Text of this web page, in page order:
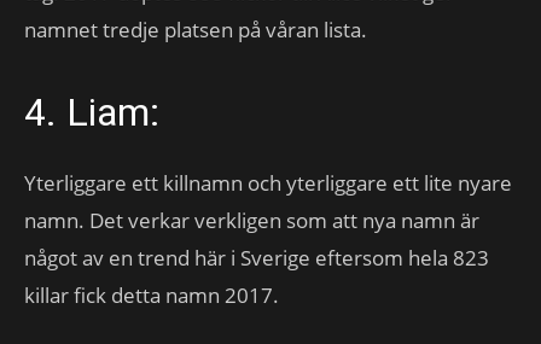
namnet tredje platsen på våran lista.
4. Liam:
Yterliggare ett killnamn och yterliggare ett lite nyare
namn. Det verkar verkligen som att nya namn är
något av en trend här i Sverige eftersom hela 823
killar fick detta namn 2017.